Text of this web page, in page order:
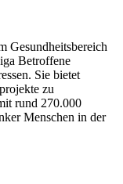
Gesundheitsbereich
Betroffene
Sie bietet
zu
rund 270.000
Menschen in der